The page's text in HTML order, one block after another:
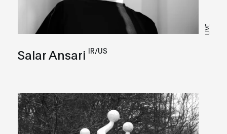
LIVE
Salar Ansari IR/US